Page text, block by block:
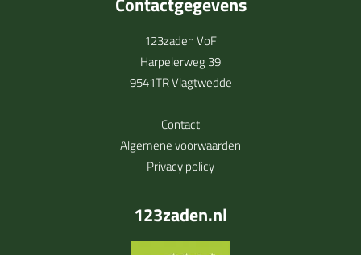
123zaden VoF
Harpelerweg 39
9541TR Vlagtwedde
Contact
Algemene voorwaarden
Privacy policy
123zaden.nl